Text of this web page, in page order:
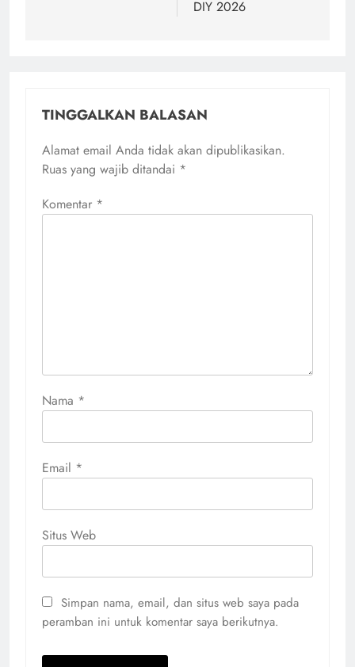
DIY 2026
TINGGALKAN BALASAN
Alamat email Anda tidak akan dipublikasikan.
Ruas yang wajib ditandai *
Komentar *
Nama *
Email *
Situs Web
Simpan nama, email, dan situs web saya pada
peramban ini untuk komentar saya berikutnya.